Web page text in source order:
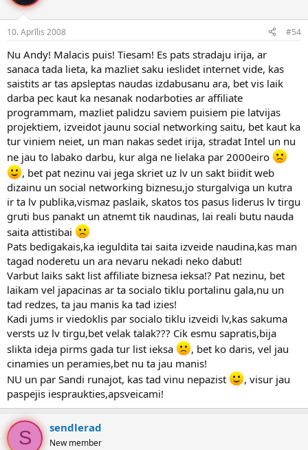
10. Aprīlis 2008 #54
Nu Andy! Malacis puis! Tiesam! Es pats stradaju irija, ar
sanaca tada lieta, ka mazliet saku ieslidet internet vide, kas
saistits ar tas apsleptas naudas izdabusanu ara, bet vis laik
darba pec kaut ka nesanak nodarboties ar affiliate
programmam, mazliet palidzu saviem puisiem pie latvijas
projektiem, izveidot jaunu social networking saitu, bet kaut ka
tur viniem neiet, un man nakas sedet irija, stradat Intel un nu
ne jau to labako darbu, kur alga ne lielaka par 2000eiro
, bet pat nezinu vai jega skriet uz lv un sakt biidit web
dizainu un social networking biznesu,jo sturgalviga un kutra
ir ta lv publika,vismaz paslaik, skatos tos pasus liderus lv tirgu
gruti bus panakt un atnemt tik naudinas, lai reali butu nauda
saita attistibai
Pats bedigakais,ka ieguldita tai saita izveide naudina,kas man
tagad noderetu un ara nevaru nekadi neko dabut!
Varbut laiks sakt list affiliate biznesa ieksa!? Pat nezinu, bet
laikam vel japacinas ar ta socialo tiklu portalinu gala,nu un
tad redzes, ta jau manis ka tad izies!
Kadi jums ir viedoklis par socialo tiklu izveidi lv,kas sakuma
versts uz lv tirgu,bet velak talak??? Cik esmu sapratis,bija
slikta ideja pirms gada tur list ieksa
, bet ko daris, vel jau
cinamies un peramies,bet nu ta jau manis!
NU un par Sandi runajot, kas tad vinu nepazist
, visur jau
paspejis iespraukties,apsveicami!
S sendlerad
New member